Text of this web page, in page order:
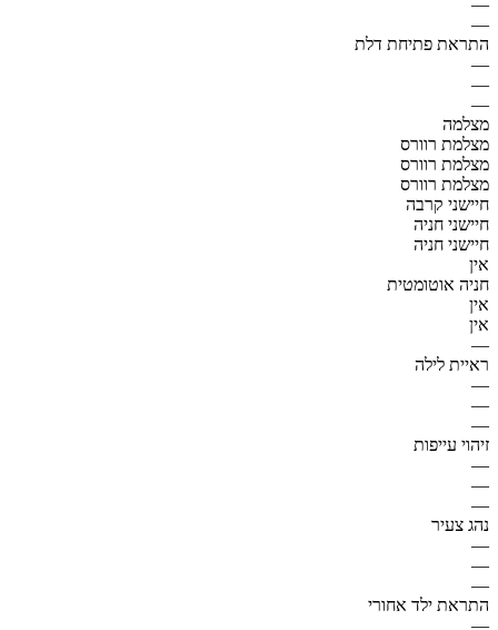
—
התראת פתיחת דלת
—
—
—
מצלמה
מצלמת רוורס
מצלמת רוורס
מצלמת רוורס
חיישני קרבה
חיישני חניה
חיישני חניה
אין
חניה אוטומטית
אין
אין
—
ראיית לילה
—
—
—
זיהוי עייפות
—
—
—
נהג צעיר
—
—
—
התראת ילד אחורי
—